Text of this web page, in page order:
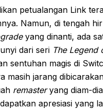
petualangan Link
Namun, di tengah
yang dinanti, ada
dari seri The Legend
sentuhan magis di
masih jarang
remasteryang diam-
apresiasi yang